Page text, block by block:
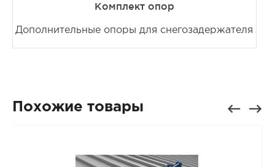
Комплект опор
Дополнительные опоры для снегозадержателя
Похожие товары